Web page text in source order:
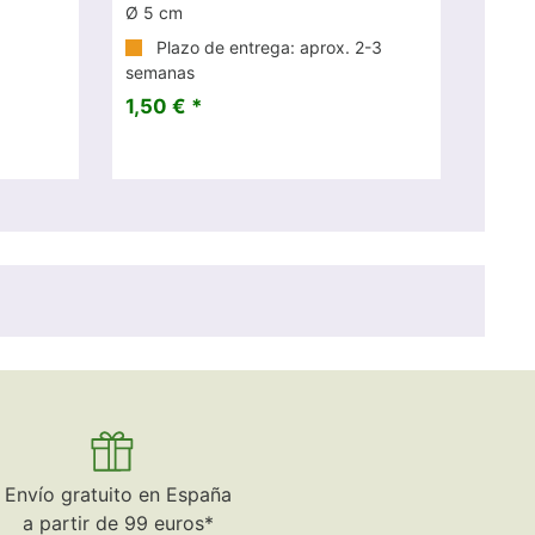
Ø 5 cm
Plazo de entrega: aprox. 2-3
semanas
1,50 € *
Envío gratuito en España
a partir de 99 euros*